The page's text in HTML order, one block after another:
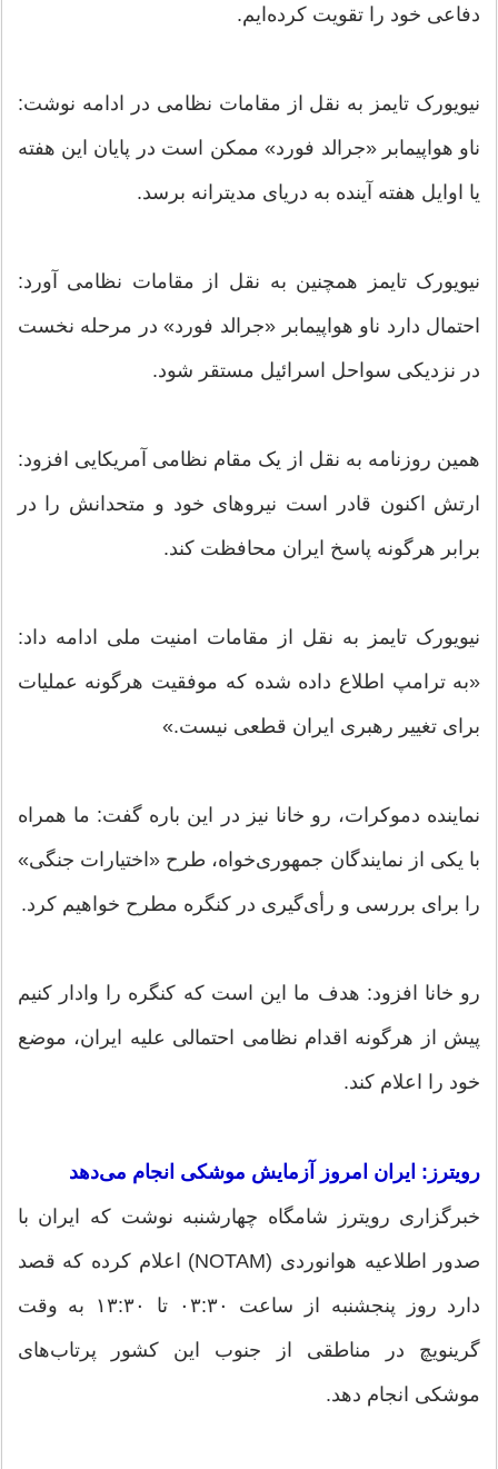
دفاعی خود را تقویت کرده‌ایم.
نیویورک تایمز به نقل از مقامات نظامی در ادامه نوشت:
ناو هواپیمابر «جرالد فورد» ممکن است در پایان این هفته
یا اوایل هفته آینده به دریای مدیترانه برسد.
نیویورک تایمز همچنین به نقل از مقامات نظامی آورد:
احتمال دارد ناو هواپیمابر «جرالد فورد» در مرحله نخست
در نزدیکی سواحل اسرائیل مستقر شود.
همین روزنامه به نقل از یک مقام نظامی آمریکایی افزود:
ارتش اکنون قادر است نیروهای خود و متحدانش را در
برابر هرگونه پاسخ ایران محافظت کند.
نیویورک تایمز به نقل از مقامات امنیت ملی ادامه داد:
«به ترامپ اطلاع داده شده که موفقیت هرگونه عملیات
برای تغییر رهبری ایران قطعی نیست.»
نماینده دموکرات، رو خانا نیز در این باره گفت: ما همراه
با یکی از نمایندگان جمهوری‌خواه، طرح «اختیارات جنگی»
را برای بررسی و رأی‌گیری در کنگره مطرح خواهیم کرد.
رو خانا افزود: هدف ما این است که کنگره را وادار کنیم
پیش از هرگونه اقدام نظامی احتمالی علیه ایران، موضع
خود را اعلام کند.
رویترز: ایران امروز آزمایش موشکی انجام می‌دهد
خبرگزاری رویترز شامگاه چهارشنبه نوشت که ایران با
صدور اطلاعیه هوانوردی (NOTAM) اعلام کرده که قصد
دارد روز پنجشنبه از ساعت ۰۳:۳۰ تا ۱۳:۳۰ به وقت
گرینویچ در مناطقی از جنوب این کشور پرتاب‌های
موشکی انجام دهد.